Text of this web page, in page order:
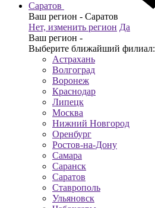
Саратов
Ваш регион - Саратов
Нет, изменить регион Да
Ваш регион -
Выберите ближайший филиал:
Астрахань
Волгоград
Воронеж
Краснодар
Липецк
Москва
Нижний Новгород
Оренбург
Ростов-на-Дону
Самара
Саранск
Саратов
Ставрополь
Ульяновск